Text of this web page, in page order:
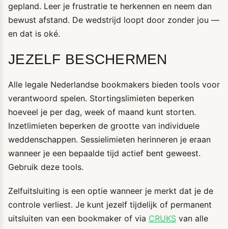
gepland. Leer je frustratie te herkennen en neem dan
bewust afstand. De wedstrijd loopt door zonder jou —
en dat is oké.
JEZELF BESCHERMEN
Alle legale Nederlandse bookmakers bieden tools voor
verantwoord spelen. Stortingslimieten beperken
hoeveel je per dag, week of maand kunt storten.
Inzetlimieten beperken de grootte van individuele
weddenschappen. Sessielimieten herinneren je eraan
wanneer je een bepaalde tijd actief bent geweest.
Gebruik deze tools.
Zelfuitsluiting is een optie wanneer je merkt dat je de
controle verliest. Je kunt jezelf tijdelijk of permanent
uitsluiten van een bookmaker of via CRUKS van alle